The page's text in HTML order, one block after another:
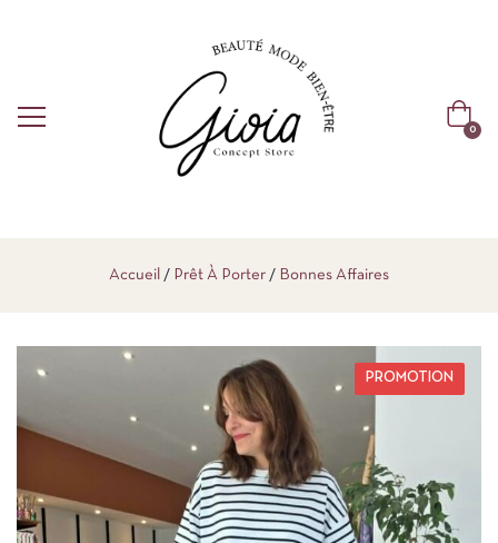
0
Accueil Prêt À Porter Bonnes Affaires
PROMOTION